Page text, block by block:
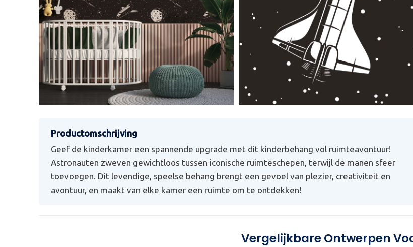
Geef de kinderkamer een spannende upgrade met dit kinderbehang vol ruimteavontuur!
Astronauten zweven gewichtloos tussen iconische ruimteschepen, terwijl de manen sfeer
toevoegen. Dit levendige, speelse behang brengt een gevoel van plezier, creativiteit en
avontuur, en maakt van elke kamer een ruimte om te ontdekken!
Vergelijkbare Ontwerpen